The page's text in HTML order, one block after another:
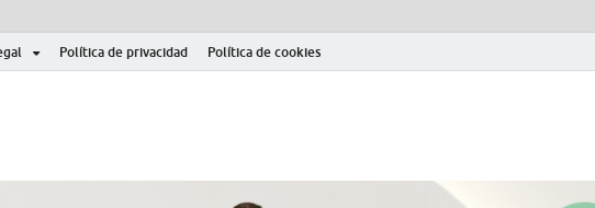
Política de privacidad Política de cookies